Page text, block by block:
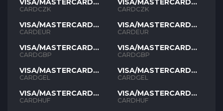
VISA/MASTERCARD
CZK
CARDCZK
VISA/MASTERCARD
EUR
CARDEUR
VISA/MASTERCARD
GBP
CARDGBP
VISA/MASTERCARD
GEL
CARDGEL
VISA/MASTERCARD
HUF
CARDHUF
VISA/MASTERCARD
CZK
CARDCZK
VISA/MASTERCARD
EUR
CARDEUR
VISA/MASTERCARD
GBP
CARDGBP
VISA/MASTERCARD
GEL
CARDGEL
VISA/MASTERCARD
HUF
CARDHUF